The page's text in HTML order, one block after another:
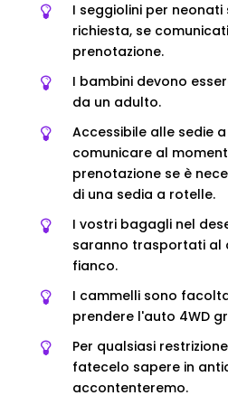
I seggiolini per neonati
richiesta, se
prenotazione.
I bambini devono
da un adulto.
Accessibile alle sedie
comunicare al
prenotazione se è
di una sedia a rotelle.
I vostri bagagli nel
saranno trasportati al
fianco.
I cammelli sono
prendere l'auto 4WD
Per qualsiasi
fatecelo sapere in
accontenteremo.